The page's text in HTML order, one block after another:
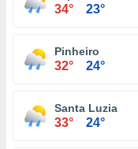
34° 23°
Pinheiro
32° 24°
Santa Luzia
33° 24°